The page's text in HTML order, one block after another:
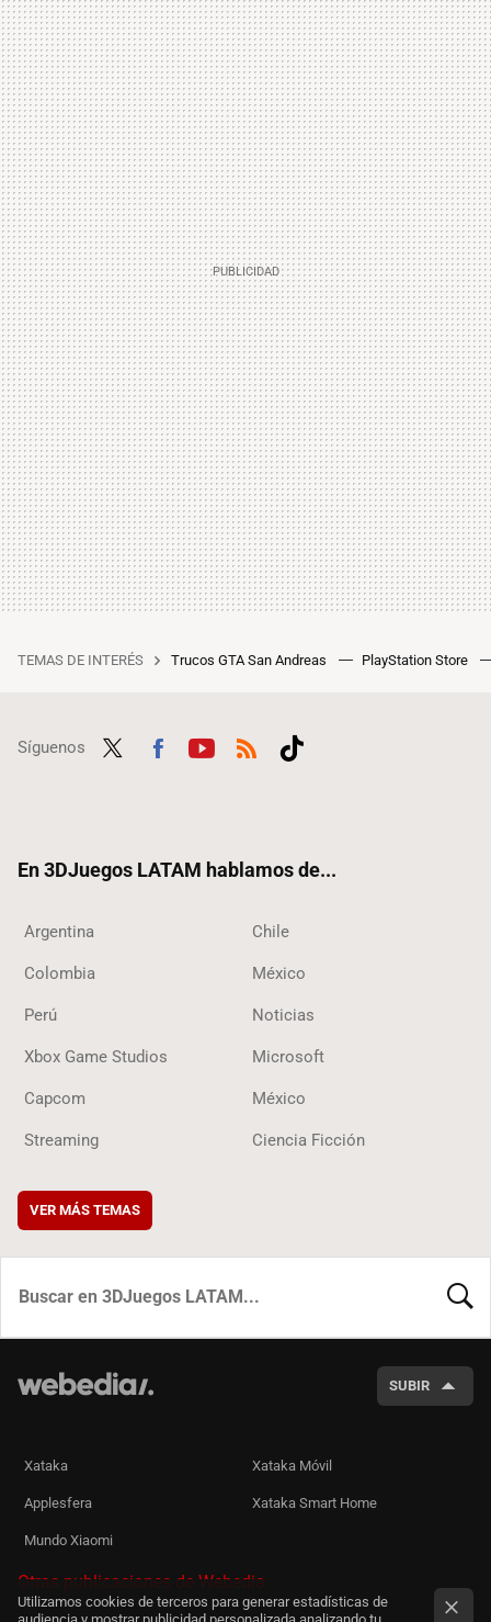
TEMAS DE INTERÉS Trucos GTA San Andreas PlayStation Store
Síguenos
En 3DJuegos LATAM hablamos de...
Argentina Chile
Colombia México
Perú Noticias
Xbox Game Studios Microsoft
Capcom México
Streaming Ciencia Ficción
VER MÁS TEMAS
SUBIR
Xataka Xataka Móvil
Applesfera Xataka Smart Home
Mundo Xiaomi
Otras publicaciones de Webedia
Utilizamos cookies de terceros para generar estadísticas de